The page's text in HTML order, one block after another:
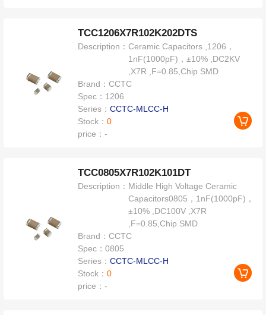
TCC1206X7R102K202DTS
Description：Ceramic Capacitors ,1206，
1nF(1000pF)，±10% ,DC2KV
,X7R ,F=0.85,Chip SMD
Brand：CCTC
Spec： 1206
Series：CCTC-MLCC-H
Stock：0
price：-
TCC0805X7R102K101DT
Description： Middle High Voltage Ceramic
Capacitors0805，1nF(1000pF)，
±10% ,DC100V ,X7R
,F=0.85,Chip SMD
Brand：CCTC
Spec：0805
Series：CCTC-MLCC-H
Stock：0
price：-